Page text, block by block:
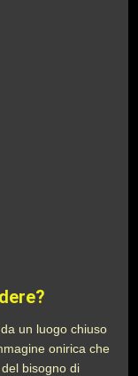
un luogo chiuso
onirica che
bisogno di